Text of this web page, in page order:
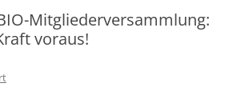
Mitgliederversammlung:
voraus!